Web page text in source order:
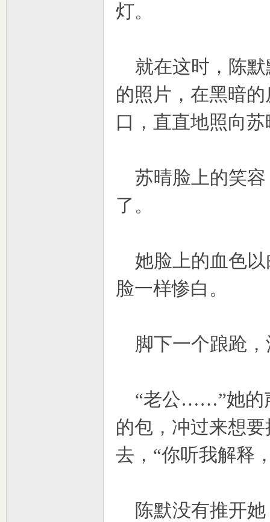
灯。
就在这时，陈默
的照片，在黑暗
口，直直地照向
苏晴脸上的笑容
了。
她脸上的血色以
脸一样惨白。
脚下一个踉跄，
“老公……”她的
的包，冲过来想
去，“你听我解释
陈默没有推开她